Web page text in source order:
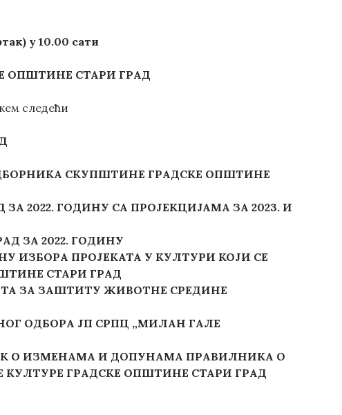
) у 10.00 сати
ОПШТИНЕ СТАРИ ГРАД
следећи
СКУПШТИНЕ ГРАДСКЕ ОПШТИНЕ
ЗА 2022. ГОДИНУ СА ПРОЈЕКЦИЈАМА ЗА 2023. И
ЗА 2022. ГОДИНУ
ПРОЈЕКАТА У КУЛТУРИ КОЈИ СЕ
СТАРИ ГРАД
ЗА ЗАШТИТУ ЖИВОТНЕ СРЕДИНЕ
ОДБОРА ЈП СРПЦ „МИЛАН ГАЛЕ
О ИЗМЕНАМА И ДОПУНАМА ПРАВИЛНИКА О
КУЛТУРЕ ГРАДСКЕ ОПШТИНЕ СТАРИ ГРАД